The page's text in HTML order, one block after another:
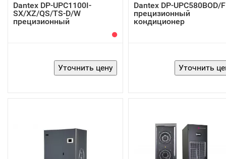
Dantex DP-UPC1100I-
SX/XZ/QS/TS-D/W
прецизионный
Dantex DP-UPC580BOD/F
прецизионный
кондиционер